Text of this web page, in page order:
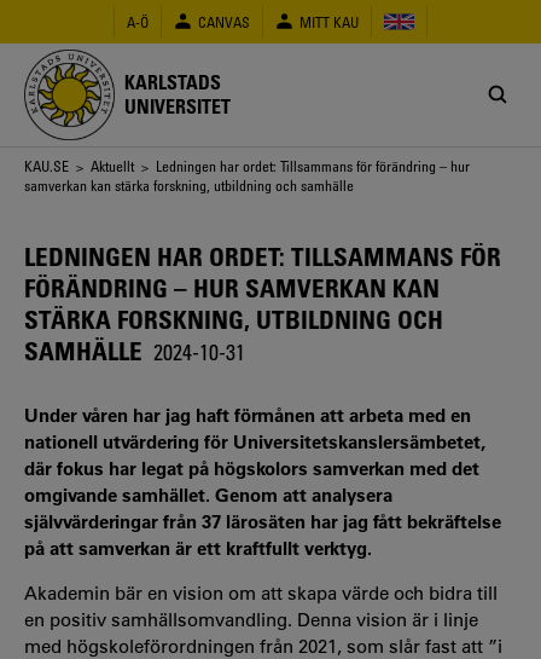
huvudinnehåll
A-Ö CANVAS MITT KAU
KARLSTADS
UNIVERSITET
Länkstig
KAU.SE > Aktuellt > Ledningen har ordet: Tillsammans för förändring – hur
samverkan kan stärka forskning, utbildning och samhälle
LEDNINGEN HAR ORDET: TILLSAMMANS FÖR
FÖRÄNDRING – HUR SAMVERKAN KAN
STÄRKA FORSKNING, UTBILDNING OCH
SAMHÄLLE 2024-10-31
Under våren har jag haft förmånen att arbeta med en
nationell utvärdering för Universitetskanslersämbetet,
där fokus har legat på högskolors samverkan med det
omgivande samhället. Genom att analysera
självvärderingar från 37 lärosäten har jag fått bekräftelse
på att samverkan är ett kraftfullt verktyg.
Akademin bär en vision om att skapa värde och bidra till
en positiv samhällsomvandling. Denna vision är i linje
med högskoleförordningen från 2021, som slår fast att ”i